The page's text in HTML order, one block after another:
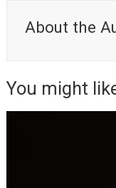
About the
You might